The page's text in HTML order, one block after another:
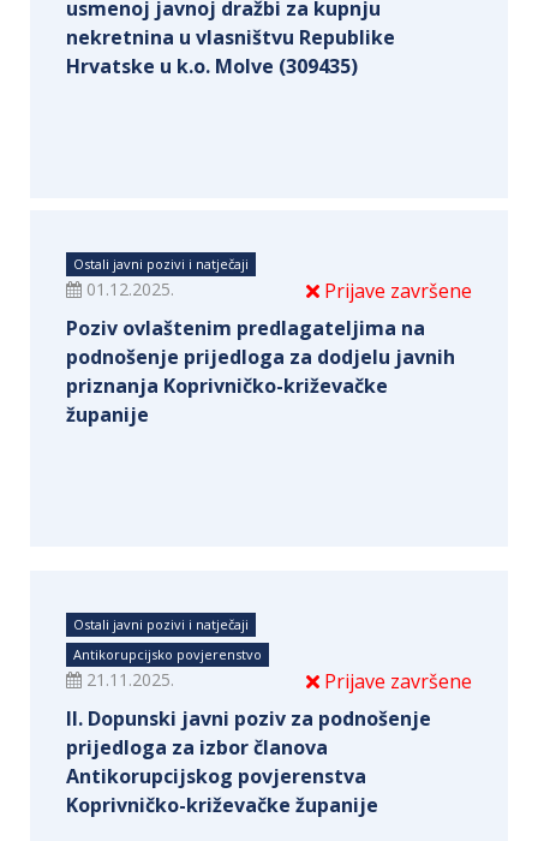
usmenoj javnoj dražbi za kupnju
nekretnina u vlasništvu Republike
Hrvatske u k.o. Molve (309435)
Ostali javni pozivi i natječaji
Prijave završene
01.12.2025.
Poziv ovlaštenim predlagateljima na
podnošenje prijedloga za dodjelu javnih
priznanja Koprivničko-križevačke
županije
Ostali javni pozivi i natječaji
Antikorupcijsko povjerenstvo
Prijave završene
21.11.2025.
II. Dopunski javni poziv za podnošenje
prijedloga za izbor članova
Antikorupcijskog povjerenstva
Koprivničko-križevačke županije